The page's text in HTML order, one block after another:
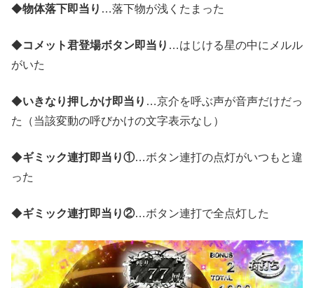
◆物体落下即当り …落下物が浅くたまった
◆コメット君登場ボタン即当り …はじける星の中にメルル
がいた
◆いきなり押しかけ即当り …京介を呼ぶ声が音声だけだっ
た（当該変動の呼びかけの文字表示なし）
◆ギミック連打即当り①…ボタン連打の点灯がいつもと違
った
◆ギミック連打即当り②…ボタン連打で全点灯した